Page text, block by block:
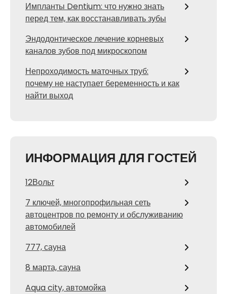
Импланты Dentium: что нужно знать
перед тем, как восстанавливать зубы
Эндодонтическое лечение корневых
каналов зубов под микроскопом
Непроходимость маточных труб:
почему не наступает беременность и как
найти выход
ИНФОРМАЦИЯ ДЛЯ ГОСТЕЙ
12Вольт
7 ключей, многопрофильная сеть
автоцентров по ремонту и обслуживанию
автомобилей
777, сауна
8 марта, сауна
Aqua city, автомойка